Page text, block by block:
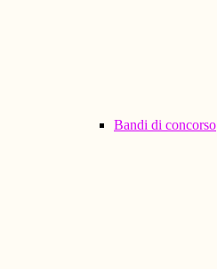
Bandi di concorso